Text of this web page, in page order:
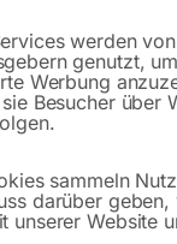
(Österreich):
Versandkosten
abweichen.
werden
genutzt, um
Werbung
Besucher über
sammeln
darüber geben,
unserer Website